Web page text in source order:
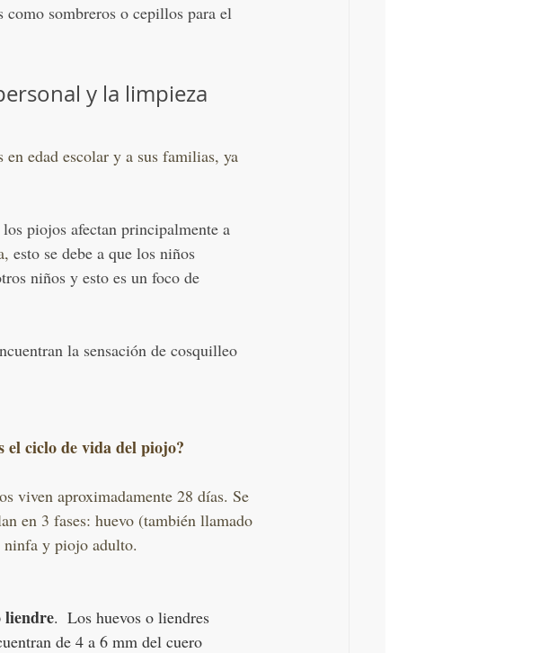
como sombreros o cepillos para el
y la limpieza
edad escolar y a sus familias, ya
los piojos afectan principalmente a
esto se debe a que los niños
niños y esto es un foco de
la sensación de cosquilleo
el ciclo de vida del piojo?
viven aproximadamente 28 días. Se
en 3 fases: huevo (también llamado
y piojo adulto.
liendre.  Los huevos o liendres
de 4 a 6 mm del cuero